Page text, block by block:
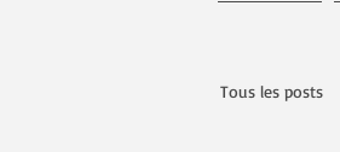
Tous les posts